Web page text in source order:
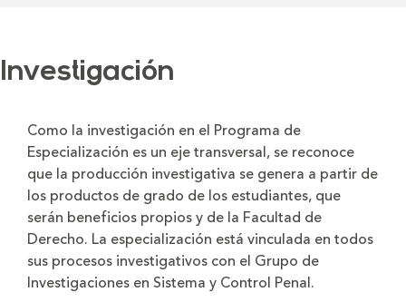
Investigación
Como la investigación en el Programa de
Especialización es un eje transversal, se reconoce
que la producción investigativa se genera a partir de
los productos de grado de los estudiantes, que
serán beneficios propios y de la Facultad de
Derecho. La especialización está vinculada en todos
sus procesos investigativos con el Grupo de
Investigaciones en Sistema y Control Penal.